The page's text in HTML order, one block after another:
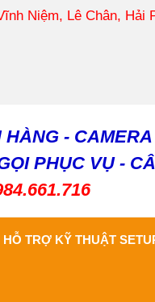
Niệm, Lê Chân, Hải
-
PHỤC VỤ -
HỖ TRỢ KỸ THUẬT